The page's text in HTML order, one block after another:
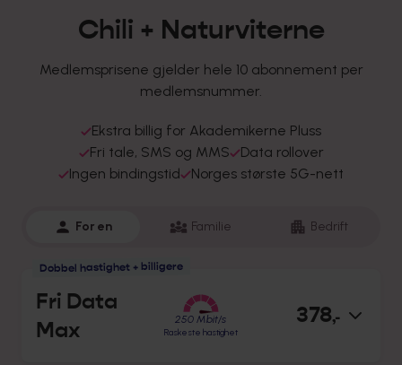
Chili + Naturviterne
Medlemsprisene gjelder hele 10 abonnement per
medlemsnummer.
Ekstra billig for Akademikerne Pluss
Fri tale, SMS og MMS
Data rollover
Ingen bindingstid
Norges største 5G-nett
For en Familie Bedrift
Dobbel hastighet + billigere
Fri Data
Max
250 Mbit/s
Raskeste hastighet
378,-